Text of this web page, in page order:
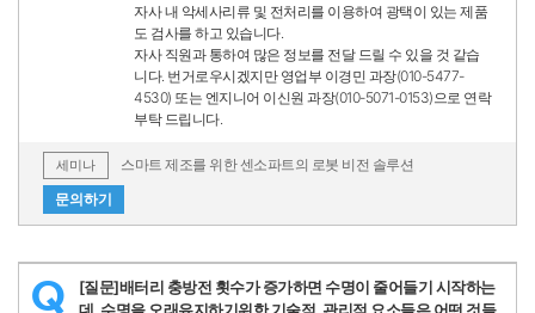
자사 내 악세사리류 및 전처리를 이용하여 광택이 있는 제품
도 검사를 하고 있습니다.
자사 직원과 통하여 많은 정보를 전달 드릴 수 있을 것 같습
니다. 번거로우시겠지만 영업부 이경민 과장(010-5477-
4530) 또는 엔지니어 이신원 과장(010-5071-0153)으로 연락
부탁 드립니다.
세미나
스마트 제조를 위한 센소파트의 로봇 비전 솔루션
문의하기
Q
[질문]배터리 충방전 횟수가 증가하면 수명이 줄어들기 시작하는